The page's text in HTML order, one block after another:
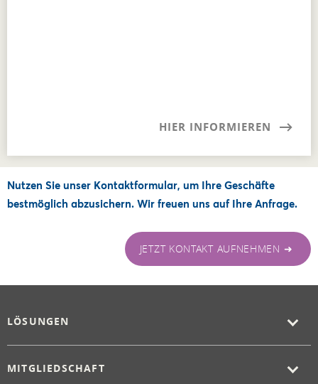
HIER INFORMIEREN
Nutzen Sie unser Kontaktformular, um Ihre Geschäfte
bestmöglich abzusichern. Wir freuen uns auf Ihre Anfrage.
JETZT KONTAKT AUFNEHMEN ➜
LÖSUNGEN
MITGLIEDSCHAFT